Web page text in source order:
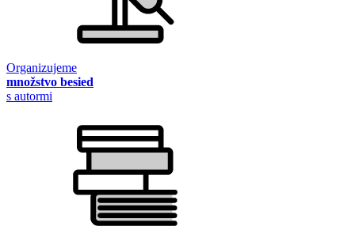
Organizujeme
množstvo besied
s autormi